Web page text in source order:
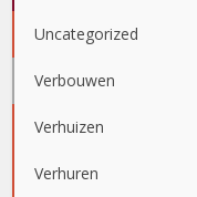
Uncategorized
Verbouwen
Verhuizen
Verhuren